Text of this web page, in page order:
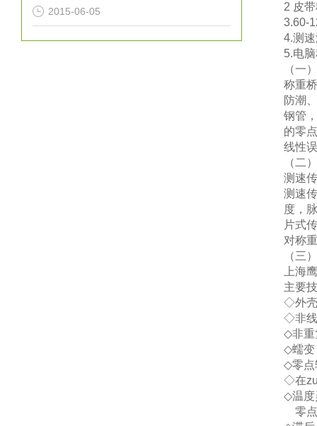
2015-06-05
2 皮
3.60-
4.测
5.电
（一）
称重
防潮
钢管
的零
线性
（ 二）
测速
测速
度，
片式
对称
（三）
上海
主要
◇外
◇非
◇非
◇蠕变
◇零
◇在
◇温
零